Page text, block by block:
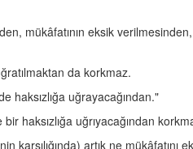
mükâfatının eksik verilmesinden,
da korkmaz.
haksızlığa uğrayacağından."
haksızlığa uğrıyacağından
artık ne mükâfatını